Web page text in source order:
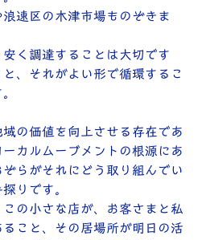
速区の木津市場ものぞきま
く調達することは大切です
、それがよい形で循環するこ
の価値を向上させる存在であ
カルムーブメントの根源にあ
らがそれにどう取り組んでい
りです。
の小さな店が、お客さまと私
こと、その居場所が明日の活